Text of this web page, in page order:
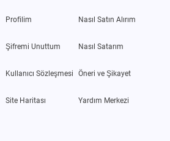
Profilim
Şifremi Unuttum
Kullanıcı Sözleşmesi
Site Haritası
Nasıl Satın Alırım
Nasıl Satarım
Öneri ve Şikayet
Yardım Merkezi